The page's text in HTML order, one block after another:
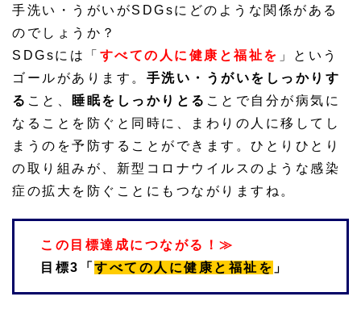
手洗い・うがいがSDGsにどのような関係がある
のでしょうか？
SDGsには「 すべての人に健康と福祉を 」という
ゴールがあります。 手洗い・うがいをしっかりす
る こと、 睡眠をしっかりとる ことで自分が病気に
なることを防ぐと同時に、まわりの人に移してし
まうのを予防することができます。ひとりひとり
の取り組みが、新型コロナウイルスのような感染
症の拡大を防ぐことにもつながりますね。
この目標達成につながる！≫
目標3「 すべての人に健康と福祉を 」